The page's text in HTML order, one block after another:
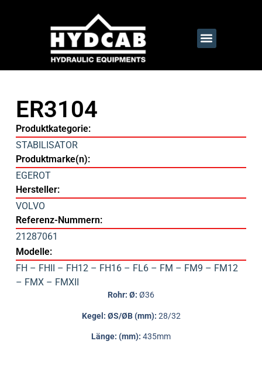
ER3104
Produktkategorie:
STABILISATOR
Produktmarke(n):
EGEROT
Hersteller:
VOLVO
Referenz-Nummern:
21287061
Modelle:
FH – FHII – FH12 – FH16 – FL6 – FM – FM9 – FM12
– FMX – FMXII
Rohr: Ø: Ø36
Kegel: ØS/ØB (mm): 28/32
Länge: (mm): 435mm